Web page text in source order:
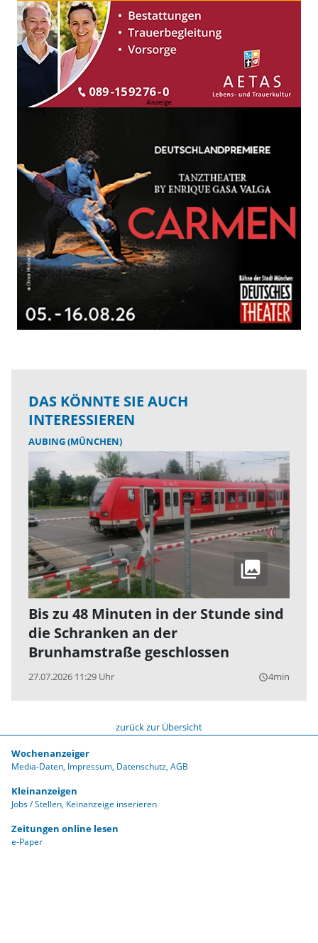
DAS KÖNNTE SIE AUCH
INTERESSIEREN
AUBING (MÜNCHEN)
Bis zu 48 Minuten in der Stunde sind
die Schranken an der
Brunhamstraße geschlossen
27.07.2026 11:29 Uhr query_builder4min
zurück zur Übersicht
Wochenanzeiger
Media-Daten Impressum Datenschutz AGB
Kleinanzeigen
Jobs / Stellen Keinanzeige inserieren
Zeitungen online lesen
e-Paper